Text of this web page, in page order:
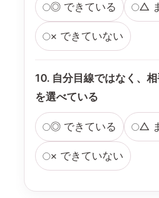
◎ できている △
× できていない
10. 自分目線ではなく、
を選べている
◎ できている △
× できていない